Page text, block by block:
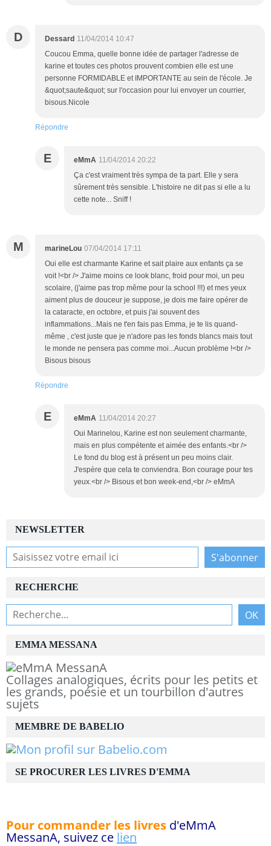
D Dessard 11/04/2014 10:47
Coucou Emma, quelle bonne idée de partager l'adresse de
karine et toutes ces photos prouvent combien elle est une
personne FORMIDABLE et IMPORTANTE au sein de l'école. Je
&quot;saute&quot; sur l'occasion pour lui envoyer un courrier,
bisous.Nicole
Répondre
E eMmA 11/04/2014 20:22
Ça c'est vraiment très sympa de ta part. Elle y sera
sûrement très sensible. L'histoire ne dit pas si elle a lu
cette note... Sniff !
M marineLou 07/04/2014 17:11
Oui elle est charmante Karine et sait plaire aux enfants ça se
voit !<br /> J'aime moins ce look blanc, froid pour moi, un peu
scolaire, (j'aime pas trop même pour la school !!!) et mes yeux
aiment plus de douceur je suppose, je dois me faire opérer de
la cataracte, en octobre, et puis j'ai souvent des
inflammations...Mais ne t'en fais pas Emma, je te lis quand-
même , c'est juste que je n'adore pas les fonds blancs mais tout
le monde ne pensera pas comme moi...Aucun problème !<br />
Bisous bisous
Répondre
E eMmA 11/04/2014 20:27
Oui Marinelou, Karine est non seulement charmante,
mais en plus compétente et aimée des enfants.<br />
Le fond du blog est à présent un peu moins clair.
J'espère que cela te conviendra. Bon courage pour tes
yeux.<br /> Bisous et bon week-end,<br /> eMmA
NEWSLETTER
RECHERCHE
EMMA MESSANA
Collages analogiques, écrits pour les petits et
les grands, poésie et un tourbillon d'autres
sujets
MEMBRE DE BABELIO
SE PROCURER LES LIVRES D'EMMA
Pour commander les livres d'eMmA
MessanA, suivez ce lien